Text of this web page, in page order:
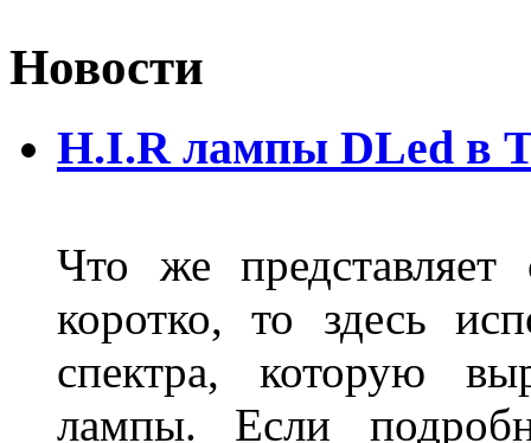
Новости
H.I.R лампы DLed в
Что же
коротко, то здесь
спектра, которую
лампы. Если